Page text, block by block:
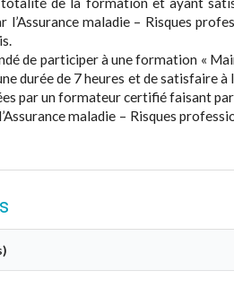
maladie – Risques
de participer à une formation «
durée de 7 heures et de satisfaire à
par un formateur certifié faisant
maladie – Risques